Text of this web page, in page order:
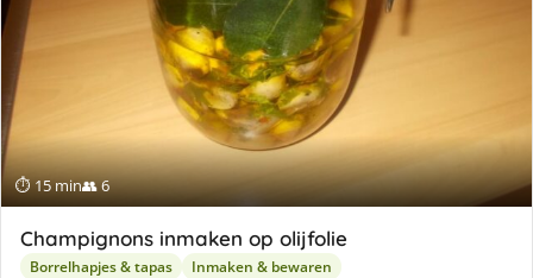
⏱ 15 min👥 6
Champignons inmaken op olijfolie
Borrelhapjes & tapas Inmaken & bewaren